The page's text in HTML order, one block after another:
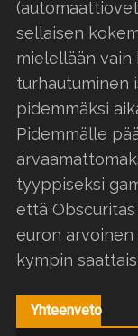
sellaisen
mielellään vain
turhautuminen
pidemmäksi
Pidemmälle
tyyppiseksi
että
euron
kympin
Yhteenveto